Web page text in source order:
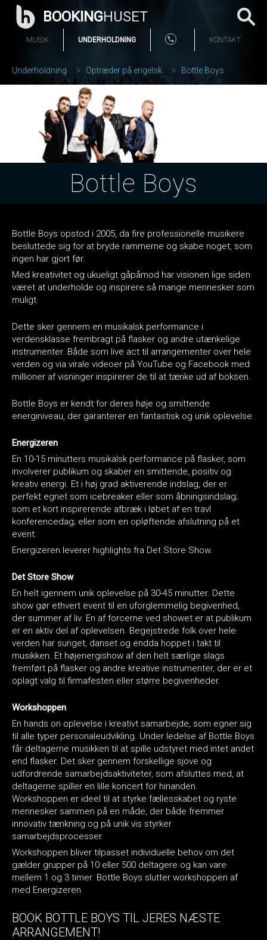
BOOKINGHUSET
MUSIK UNDERHOLDNING KONTAKT
Underholdning Optræder på engelsk Bottle Boys
Bottle Boys
Bottle Boys opstod i 2005, da fire professionelle musikere
besluttede sig for at bryde rammerne og skabe noget, som
ingen har gjort før.
Med kreativitet og ukueligt gåpåmod har visionen lige siden
været at underholde og inspirere så mange mennesker som
muligt.
Dette sker gennem en musikalsk performance i
verdensklasse frembragt på flasker og andre utænkelige
instrumenter. Både som live act til arrangementer over hele
verden og via virale videoer på YouTube og Facebook med
millioner af visninger inspirerer de til at tænke ud af boksen.
Bottle Boys er kendt for deres høje og smittende
energiniveau, der garanterer en fantastisk og unik oplevelse.
Energizeren
En 10-15 minutters musikalsk performance på flasker, som
involverer publikum og skaber en smittende, positiv og
kreativ energi. Et i høj grad aktiverende indslag, der er
perfekt egnet som icebreaker eller som åbningsindslag;
som et kort inspirerende afbræk i løbet af en travl
konferencedag; eller som en opløftende afslutning på et
event.
Energizeren leverer highlights fra Det Store Show.
Det Store Show
En helt igennem unik oplevelse på 30-45 minutter. Dette
show gør ethvert event til en uforglemmelig begivenhed,
der summer af liv. En af forcerne ved showet er at publikum
er en aktiv del af oplevelsen. Begejstrede folk over hele
verden har sunget, danset og endda hoppet i takt til
musikken. Et højenergishow af den helt særlige slags
fremført på flasker og andre kreative instrumenter, der er et
oplagt valg til firmafesten eller større begivenheder.
Workshoppen
En hands on oplevelse i kreativt samarbejde, som egner sig
til alle typer personaleudvikling. Under ledelse af Bottle Boys
får deltagerne musikken til at spille udstyret med intet andet
end flasker. Det sker gennem forskellige sjove og
udfordrende samarbejdsaktiviteter, som afsluttes med, at
deltagerne spiller en lille koncert for hinanden.
Workshoppen er ideel til at styrke fællesskabet og ryste
mennesker sammen på en måde, der både fremmer
innovativ tænkning og på unik vis styrker
samarbejdsprocesser.
Workshoppen bliver tilpasset individuelle behov om det
gælder grupper på 10 eller 500 deltagere og kan vare
mellem 1 og 3 timer. Bottle Boys slutter workshoppen af
med Energizeren.
BOOK BOTTLE BOYS TIL JERES NÆSTE
ARRANGEMENT!